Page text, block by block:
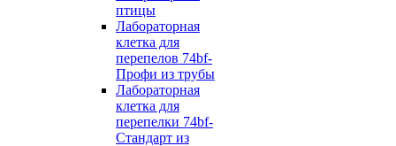
птицы
Лабораторная
клетка для
перепелов 74bf-
Профи из трубы
Лабораторная
клетка для
перепелки 74bf-
Стандарт из